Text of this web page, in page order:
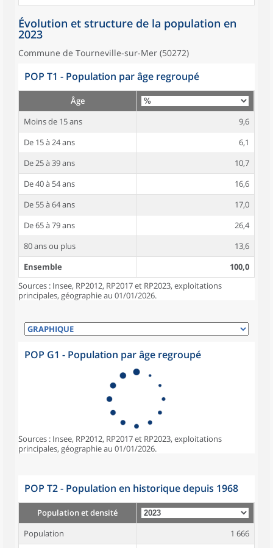
Évolution et structure de la population en
2023
Commune de Tourneville-sur-Mer (50272)
POP T1 - Population par âge regroupé
Âge
Moins de 15 ans
9,6
De 15 à 24 ans
6,1
De 25 à 39 ans
10,7
De 40 à 54 ans
16,6
De 55 à 64 ans
17,0
De 65 à 79 ans
26,4
80 ans ou plus
13,6
Ensemble
100,0
Sources : Insee, RP2012, RP2017 et RP2023, exploitations
principales, géographie au 01/01/2026.
POP G1 - Population par âge regroupé
Sources : Insee, RP2012, RP2017 et RP2023, exploitations
principales, géographie au 01/01/2026.
POP T2 - Population en historique depuis 1968
Population et densité
Population
1 666